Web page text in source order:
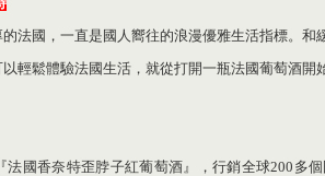
法國，一直是國人嚮往的浪漫優雅生活指標。和
輕鬆體驗法國生活，就從打開一瓶法國葡萄酒開
法國香奈特歪脖子紅葡萄酒』，行銷全球200多